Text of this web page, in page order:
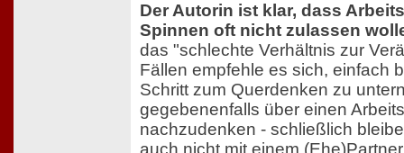
Der Autorin ist klar, dass
Spinnen oft nicht zulassen
das "schlechte Verhältnis zur
Fällen empfehle es sich, einfach
Schritt zum Querdenken zu
gegebenenfalls über einen
nachzudenken - schließlich